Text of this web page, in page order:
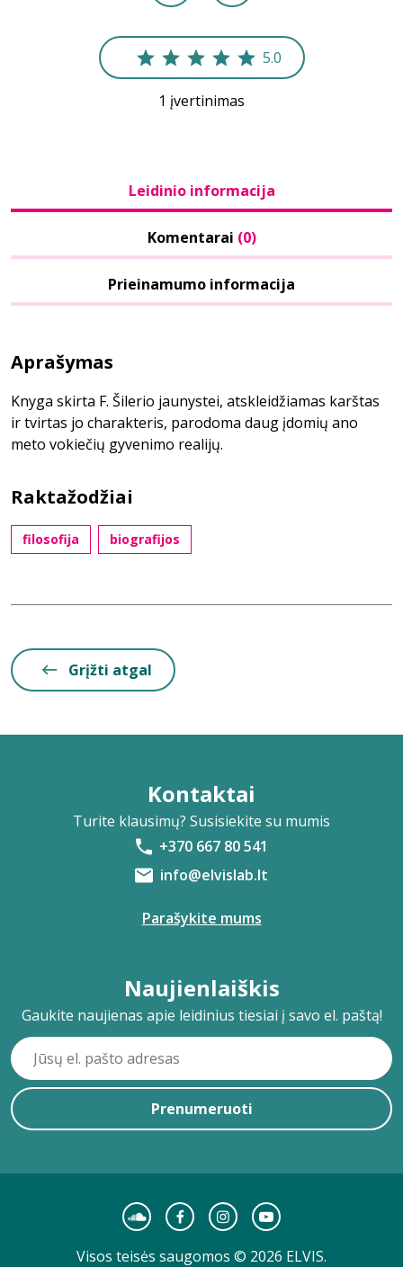
5.0
1 įvertinimas
Leidinio informacija
Komentarai (0)
Prieinamumo informacija
Aprašymas
Knyga skirta F. Šilerio jaunystei, atskleidžiamas karštas
ir tvirtas jo charakteris, parodoma daug įdomių ano
meto vokiečių gyvenimo realijų.
Raktažodžiai
filosofija biografijos
Grįžti atgal
Kontaktai
Turite klausimų? Susisiekite su mumis
+370 667 80 541
info@elvislab.lt
Parašykite mums
Naujienlaiškis
Gaukite naujienas apie leidinius tiesiai į savo el. paštą!
Prenumeruoti
Visos teisės saugomos © 2026 ELVIS.